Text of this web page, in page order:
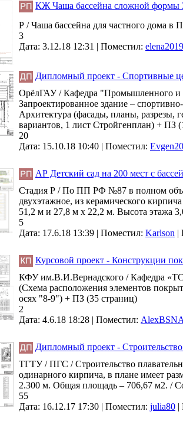
КЖ Чаша бассейна сложной формы
Р / Чаша бассейна для частного дома в
3
Дата: 3.12.18 12:31 | Поместил: elena2019
Дипломный проект - Спортивные
ОрёлГАУ / Кафедра "Промышленного и
Запроектированное здание –
Архитектура (фасады, планы, разрезы,
вариантов, 1 лист Стройгенплан) + ПЗ
20
Дата: 15.10.18 10:40 | Поместил:
АР Детский сад на 200 мест с
Стадия Р / По ПП РФ №87 в полном
двухэтажное, из керамического
51,2 м и 27,8 м х 22,2 м. Высота этажа
5
Дата: 17.6.18 13:39 | Поместил: Karlson |
Курсовой проект - Конструкции
КФУ им.В.И.Вернадского / Кафедра
(Схема расположения элементов
осях "8-9") + ПЗ (35 страниц)
2
Дата: 4.6.18 18:28 | Поместил:
Дипломный проект -
ТГТУ / ПГС / Строительство
одинарного кирпича, в плане имеет
2.300 м. Общая площадь – 706,67 м2. /
55
Дата: 16.12.17 17:30 | Поместил: julia80 |